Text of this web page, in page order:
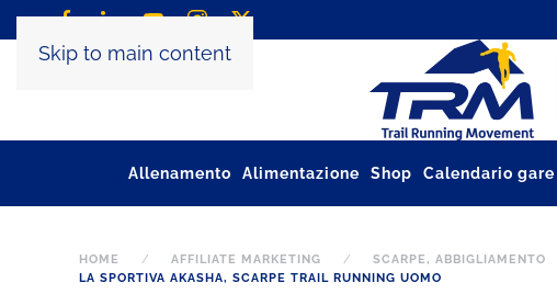
Skip to main content
Allenamento Alimentazione Shop Calendario gare
HOME AFFILIATE MARKETING SCARPE, ABBIGLIAMENTO
LA SPORTIVA AKASHA, SCARPE TRAIL RUNNING UOMO